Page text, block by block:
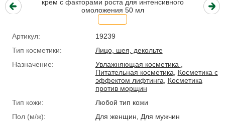
Артикул:
19239
Тип косметики:
Лицо, шея, декольте
Назначение:
Увлажняющая косметика
Питательная косметика
Косметика с
эффектом лифтинга
Косметика
против морщин
Тип кожи:
Любой тип кожи
Пол (м/ж):
Для женщин, Для мужчин